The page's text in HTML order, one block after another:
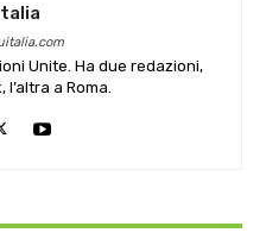
Unite. Ha due redazioni,
a Roma.